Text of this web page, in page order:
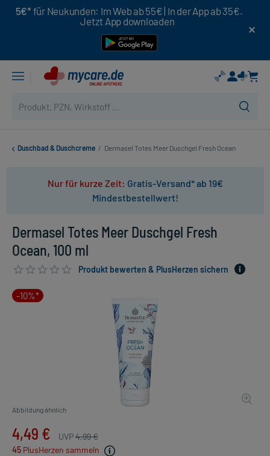
5€* für Neukunden: Im Web ab 55€ | In der App ab 35€.
Jetzt App downloaden
Duschbad & Duschcreme / Dermasel Totes Meer Duschgel Fresh Ocean
Nur für kurze Zeit: Gratis-Versand* ab 19€
Mindestbestellwert!
Dermasel Totes Meer Duschgel Fresh
Ocean, 100 ml
Produkt bewerten & PlusHerzen sichern
-10%*
Abbildung ähnlich
4,49 € UVP4,99 €
45 PlusHerzen sammeln